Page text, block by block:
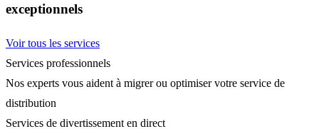
exceptionnels
Voir tous les services
Services professionnels
Nos experts vous aident à migrer ou optimiser votre service de
distribution
Services de divertissement en direct